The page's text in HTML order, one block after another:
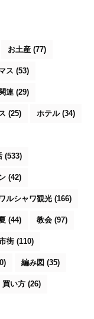
お土産 (77)
ス (53)
連 (29)
(25) ホテル(34)
(533)
(42)
ルシャワ観光 (166)
(44) 教会 (97)
街 (110)
編み図 (35)
買い方 (26)